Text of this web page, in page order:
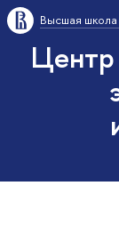
Высшая
Центр